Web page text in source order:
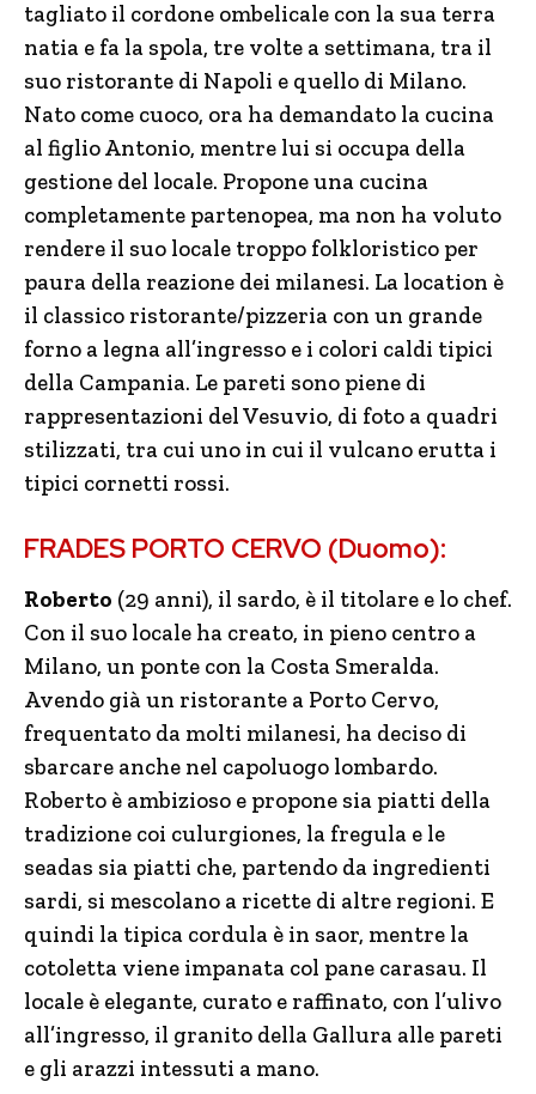
tagliato il cordone ombelicale con la sua terra
natia e fa la spola, tre volte a settimana, tra il
suo ristorante di Napoli e quello di Milano.
Nato come cuoco, ora ha demandato la cucina
al figlio Antonio, mentre lui si occupa della
gestione del locale. Propone una cucina
completamente partenopea, ma non ha voluto
rendere il suo locale troppo folkloristico per
paura della reazione dei milanesi. La location è
il classico ristorante/pizzeria con un grande
forno a legna all’ingresso e i colori caldi tipici
della Campania. Le pareti sono piene di
rappresentazioni del Vesuvio, di foto a quadri
stilizzati, tra cui uno in cui il vulcano erutta i
tipici cornetti rossi.
FRADES PORTO CERVO (Duomo):
Roberto (29 anni), il sardo, è il titolare e lo chef.
Con il suo locale ha creato, in pieno centro a
Milano, un ponte con la Costa Smeralda.
Avendo già un ristorante a Porto Cervo,
frequentato da molti milanesi, ha deciso di
sbarcare anche nel capoluogo lombardo.
Roberto è ambizioso e propone sia piatti della
tradizione coi culurgiones, la fregula e le
seadas sia piatti che, partendo da ingredienti
sardi, si mescolano a ricette di altre regioni. E
quindi la tipica cordula è in saor, mentre la
cotoletta viene impanata col pane carasau. Il
locale è elegante, curato e raffinato, con l’ulivo
all’ingresso, il granito della Gallura alle pareti
e gli arazzi intessuti a mano.